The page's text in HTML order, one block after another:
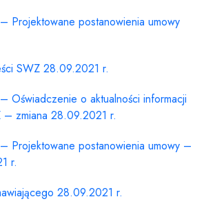
Projektowane postanowienia umowy
SWZ 28.09.2021 r.
Oświadczenie o aktualności informacji
– zmiana 28.09.2021 r.
Projektowane postanowienia umowy –
r.
28.09.2021 r.